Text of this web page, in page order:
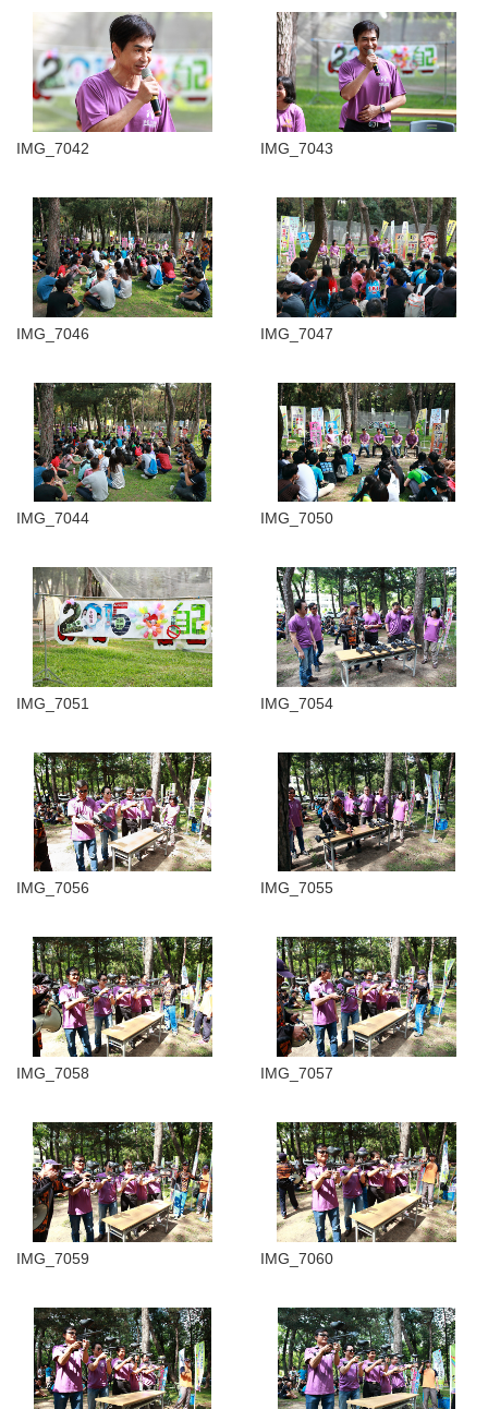
IMG_7042 IMG_7043
IMG_7046 IMG_7047
IMG_7044 IMG_7050
IMG_7051 IMG_7054
IMG_7056 IMG_7055
IMG_7058 IMG_7057
IMG_7059 IMG_7060